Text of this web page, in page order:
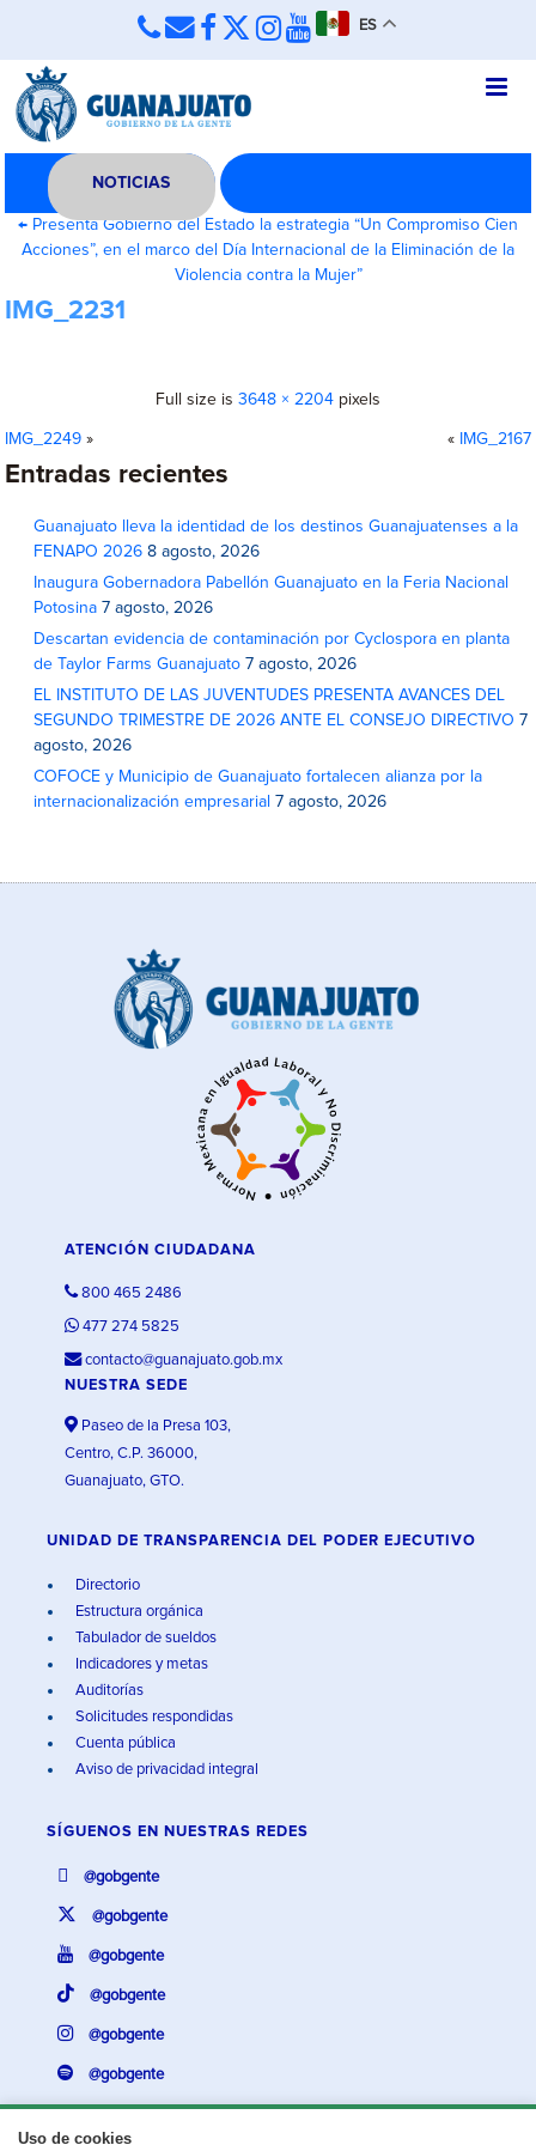
ES
NOTICIAS
← Presenta Gobierno del Estado la estrategia “Un Compromiso Cien
Acciones”, en el marco del Día Internacional de la Eliminación de la
Violencia contra la Mujer”
IMG_2231
Full size is 3648 × 2204 pixels
IMG_2249 » « IMG_2167
Entradas recientes
Guanajuato lleva la identidad de los destinos Guanajuatenses a la
FENAPO 2026 8 agosto, 2026
Inaugura Gobernadora Pabellón Guanajuato en la Feria Nacional
Potosina 7 agosto, 2026
Descartan evidencia de contaminación por Cyclospora en planta
de Taylor Farms Guanajuato 7 agosto, 2026
EL INSTITUTO DE LAS JUVENTUDES PRESENTA AVANCES DEL
SEGUNDO TRIMESTRE DE 2026 ANTE EL CONSEJO DIRECTIVO 7
agosto, 2026
COFOCE y Municipio de Guanajuato fortalecen alianza por la
internacionalización empresarial 7 agosto, 2026
Uso de cookies
ATENCIÓN CIUDADANA
800 465 2486
477 274 5825
contacto@guanajuato.gob.mx
NUESTRA SEDE
Paseo de la Presa 103,
Centro, C.P. 36000,
Guanajuato, GTO.
UNIDAD DE TRANSPARENCIA DEL PODER EJECUTIVO
Directorio
Estructura orgánica
Tabulador de sueldos
Indicadores y metas
Auditorías
Solicitudes respondidas
Cuenta pública
Aviso de privacidad integral
SÍGUENOS EN NUESTRAS REDES
@gobgente
@gobgente
@gobgente
@gobgente
@gobgente
@gobgente